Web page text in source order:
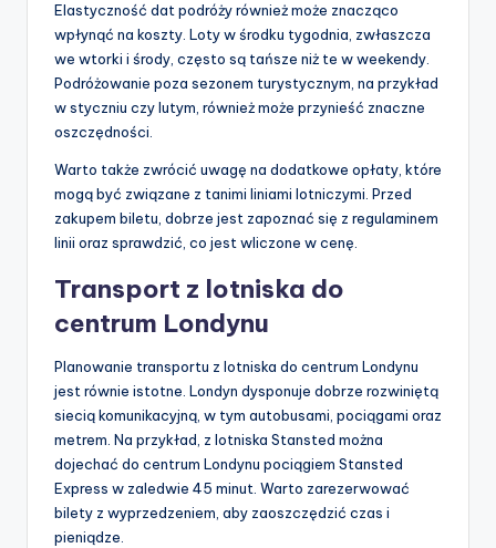
Elastyczność dat podróży również może znacząco
wpłynąć na koszty. Loty w środku tygodnia, zwłaszcza
we wtorki i środy, często są tańsze niż te w weekendy.
Podróżowanie poza sezonem turystycznym, na przykład
w styczniu czy lutym, również może przynieść znaczne
oszczędności.
Warto także zwrócić uwagę na dodatkowe opłaty, które
mogą być związane z tanimi liniami lotniczymi. Przed
zakupem biletu, dobrze jest zapoznać się z regulaminem
linii oraz sprawdzić, co jest wliczone w cenę.
Transport z lotniska do
centrum Londynu
Planowanie transportu z lotniska do centrum Londynu
jest równie istotne. Londyn dysponuje dobrze rozwiniętą
siecią komunikacyjną, w tym autobusami, pociągami oraz
metrem. Na przykład, z lotniska Stansted można
dojechać do centrum Londynu pociągiem Stansted
Express w zaledwie 45 minut. Warto zarezerwować
bilety z wyprzedzeniem, aby zaoszczędzić czas i
pieniądze.